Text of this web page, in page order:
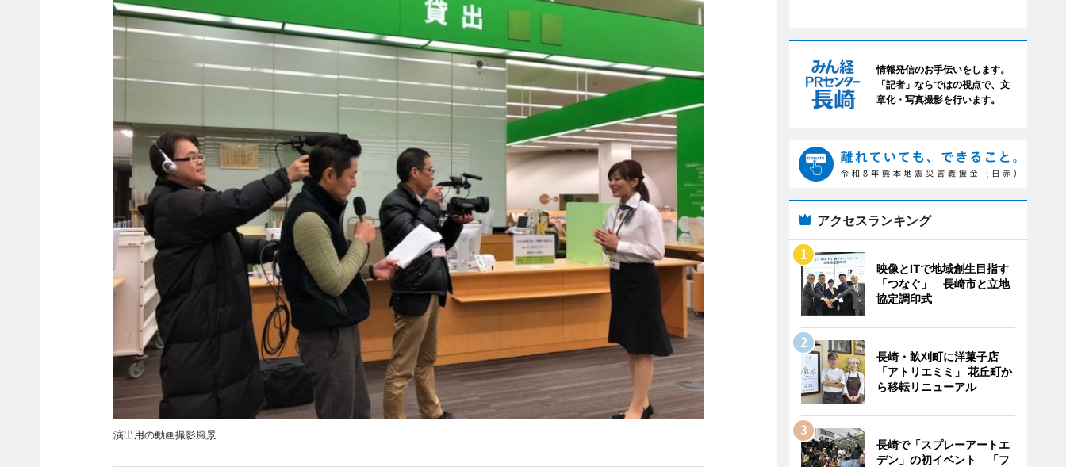
演出用の動画撮影風景
情報発信のお手伝いをします。
「記者」ならではの視点で、文
章化・写真撮影を行います。
アクセスランキング
映像とITで地域創生目指す
「つなぐ」 長崎市と立地
協定調印式
長崎・畝刈町に洋菓子店
「アトリエミミ」 花丘町か
ら移転リニューアル
長崎で「スプレーアートエ
デン」の初イベント 「フ